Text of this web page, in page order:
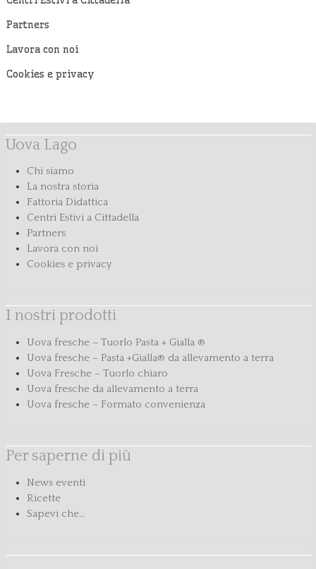
Partners
Lavora con noi
Cookies e privacy
Uova Lago
Chi siamo
La nostra storia
Fattoria Didattica
Centri Estivi a Cittadella
Partners
Lavora con noi
Cookies e privacy
I nostri prodotti
Uova fresche – Tuorlo Pasta + Gialla ®
Uova fresche – Pasta +Gialla® da allevamento a terra
Uova Fresche – Tuorlo chiaro
Uova fresche da allevamento a terra
Uova fresche – Formato convenienza
Per saperne di più
News eventi
Ricette
Sapevi che…